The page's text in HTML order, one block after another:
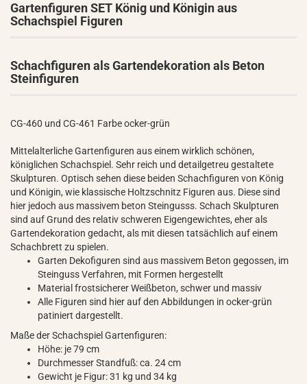
Gartenfiguren SET König und Königin aus
Schachspiel Figuren
Schachfiguren als Gartendekoration als Beton
Steinfiguren
CG-460 und CG-461 Farbe ocker-grün
Mittelalterliche Gartenfiguren aus einem wirklich schönen,
königlichen Schachspiel. Sehr reich und detailgetreu gestaltete
Skulpturen. Optisch sehen diese beiden Schachfiguren von König
und Königin, wie klassische Holtzschnitz Figuren aus. Diese sind
hier jedoch aus massivem beton Steingusss. Schach Skulpturen
sind auf Grund des relativ schweren Eigengewichtes, eher als
Gartendekoration gedacht, als mit diesen tatsächlich auf einem
Schachbrett zu spielen.
Garten Dekofiguren sind aus massivem Beton gegossen, im
Steinguss Verfahren, mit Formen hergestellt
Material frostsicherer Weißbeton, schwer und massiv
Alle Figuren sind hier auf den Abbildungen in ocker-grün
patiniert dargestellt.
Maße der Schachspiel Gartenfiguren:
Höhe: je 79 cm
Durchmesser Standfuß: ca. 24 cm
Gewicht je Figur: 31 kg und 34 kg